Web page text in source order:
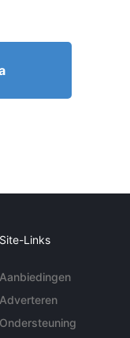
Site-Links
Aanbiedingen
Adverteren
Ondersteuning